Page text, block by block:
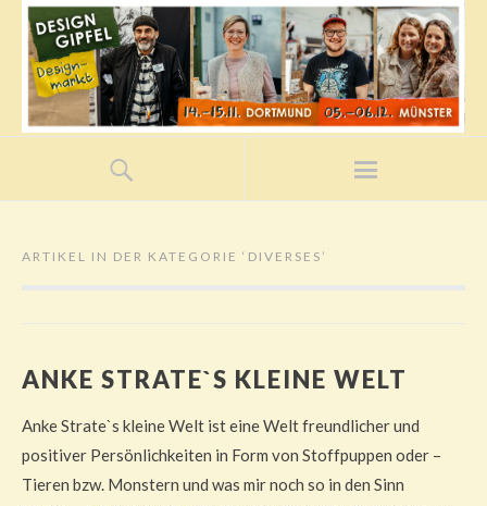
ARTIKEL IN DER KATEGORIE ‘ DIVERSES ’
ANKE STRATE`S KLEINE WELT
Anke Strate`s kleine Welt ist eine Welt freundlicher und
positiver Persönlichkeiten in Form von Stoffpuppen oder –
Tieren bzw. Monstern und was mir noch so in den Sinn